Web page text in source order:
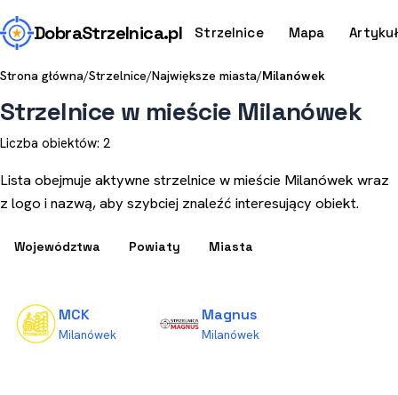
DobraStrzelnica.pl Strzelnice Mapa
Strona główna/Strzelnice/Największe miasta/Milanówek
Strzelnice w mieście Milanówek
Liczba obiektów: 2
Lista obejmuje aktywne strzelnice w mieście Milanówek wraz
z logo i nazwą, aby szybciej znaleźć interesujący obiekt.
Województwa Powiaty Miasta
MCK
Milanówek
Magnus
Milanówek